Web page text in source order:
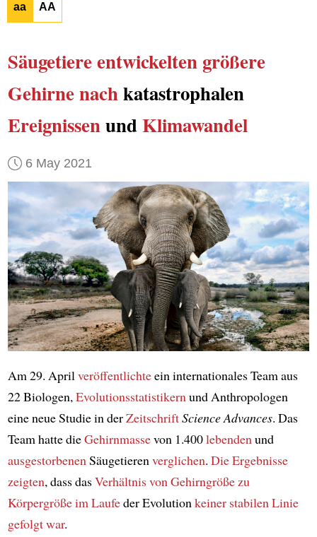
aa AA
Säugetiereentwickelten größere
Gehirnenachkatastrophalen
EreignissenundKlimawandel
6 May 2021
Am 29. April veröffentlichteein internationales Team aus
22 Biologen, Evolutionsstatistikern und Anthropologen
eine neue Studie in derZeitschriftScience Advances. Das
Team hatte dieGehirnmassevon 1.400lebenden und
ausgestorbenen Säugetieren verglichen. Die Ergebnisse
zeigten, dass dasVerhältnisvon Gehirngröße zu
Körpergrößeim Laufeder Evolution keiner stabilen Linie
gefolgt war.